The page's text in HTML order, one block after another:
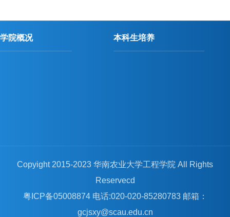
学院概况 本科生培养
Copyight 2015-2023 华南农业大学工程学院 All Rights
Reservecd
粤ICP备05008874 电话:020-020-85280783 邮箱：
gcjsxy@scau.edu.cn